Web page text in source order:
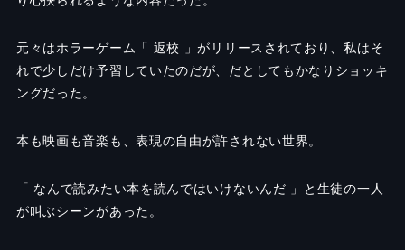
元々はホラーゲーム「 返校 」がリリースされており、私はそ
れで少しだけ予習していたのだが、だとしてもかなりショッキ
ングだった。
本も映画も音楽も、表現の自由が許されない世界。
「 なんで読みたい本を読んではいけないんだ 」と生徒の一人
が叫ぶシーンがあった。